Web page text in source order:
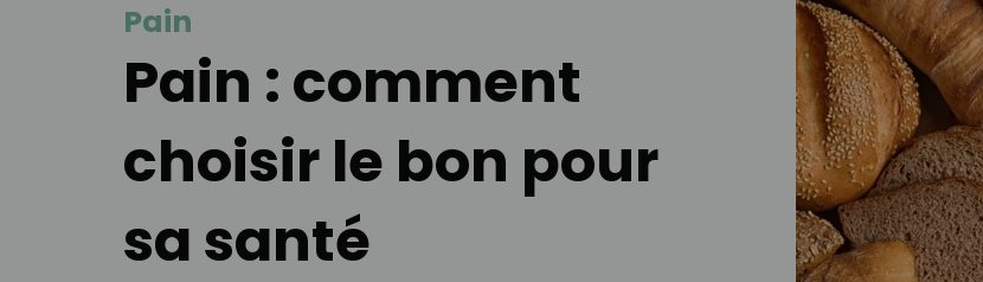
Pain
Pain : comment
choisir le bon pour
sa santé